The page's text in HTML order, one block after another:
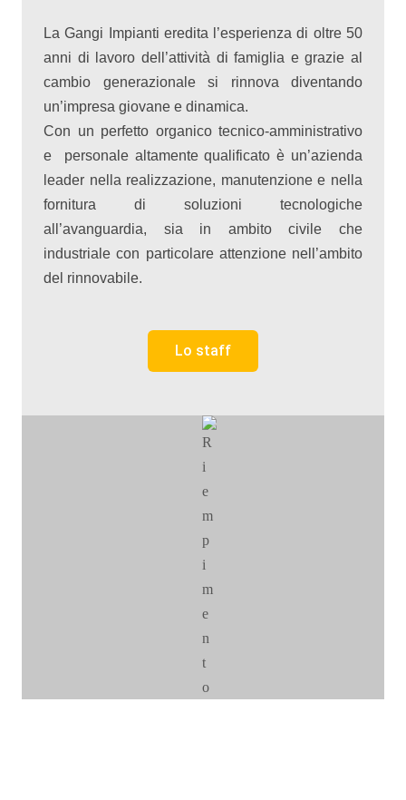
La Gangi Impianti eredita l’esperienza di oltre 50
anni di lavoro dell’attività di famiglia e grazie al
cambio generazionale si rinnova diventando
un’impresa giovane e dinamica.
Con un perfetto organico tecnico-amministrativo
e personale altamente qualificato è un’azienda
leader nella realizzazione, manutenzione e nella
fornitura di soluzioni tecnologiche
all’avanguardia, sia in ambito civile che
industriale con particolare attenzione nell’ambito
del rinnovabile.
Lo staff